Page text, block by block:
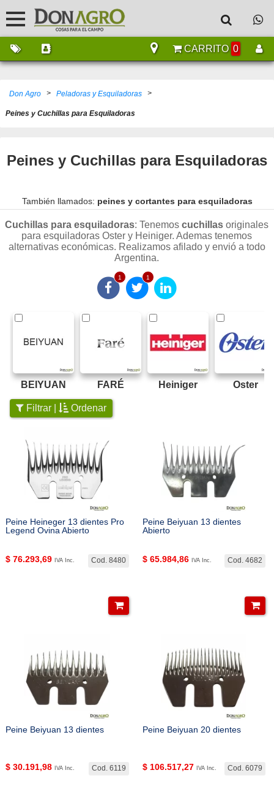
CARRITO 0
Don Agro > Peladoras y Esquiladoras >
Peines y Cuchillas para Esquiladoras
Peines y Cuchillas para Esquiladoras
También llamados: peines y cortantes para esquiladoras
Cuchillas para esquiladoras: Tenemoscuchillas originales
para esquiladoras Oster y Heiniger. Ademas tenemos
alternativas económicas. Realizamos afilado y envió a todo
Argentina.
1 1
BEIYUAN FARÉ Heiniger Oster
Filtrar | Ordenar
Peine Heineger 13 dientes Pro
Legend Ovina Abierto
Cod. 8480
$ 76.293,69 IVA Inc.
Peine Beiyuan 13 dientes
Abierto
Cod. 4682
$ 65.984,86 IVA Inc.
Peine Beiyuan 13 dientes
Cod. 6119
$ 30.191,98 IVA Inc.
Peine Beiyuan 20 dientes
Cod. 6079
$ 106.517,27 IVA Inc.